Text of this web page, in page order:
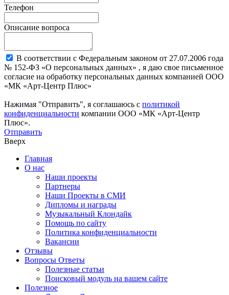
Телефон
Описание вопроса
В соответствии с Федеральным законом от 27.07.2006 года
№ 152-ФЗ «О персональных данных» , я даю свое письменное
согласие на обработку персональных данных компанией ООО
«МК «Арт-Центр Плюс»
Нажимая "Отправить", я соглашаюсь с политикой
конфиденциальности компании ООО «МК «Арт-Центр
Плюс».
Отправить
Вверх
Главная
О нас
Наши проекты
Партнеры
Наши Проекты в СМИ
Дипломы и награды
Музыкальный Клондайк
Помощь по сайту
Политика конфиденциальности
Вакансии
Отзывы
Вопросы Ответы
Полезные статьи
Поисковый модуль на вашем сайте
Полезное